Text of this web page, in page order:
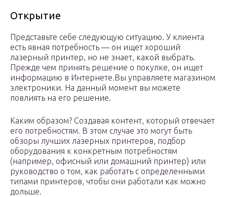
Открытие
Представьте себе следующую ситуацию. У клиента
есть явная потребность — он ищет хороший
лазерный принтер, но не знает, какой выбрать.
Прежде чем принять решение о покупке, он ищет
информацию в Интернете.Вы управляете магазином
электроники. На данный момент вы можете
повлиять на его решение.
Каким образом? Создавая контент, который отвечает
его потребностям. В этом случае это могут быть
обзоры лучших лазерных принтеров, подбор
оборудования к конкретным потребностям
(например, офисный или домашний принтер) или
руководство о том, как работать с определенными
типами принтеров, чтобы они работали как можно
дольше.